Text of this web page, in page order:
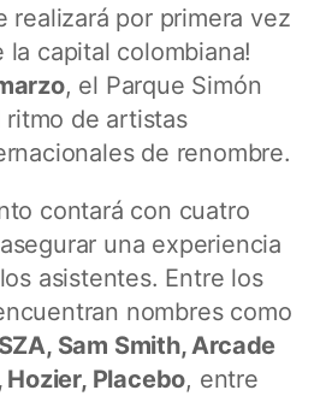
realizará por primera vez
la capital colombiana!
, el Parque Simón
ritmo de artistas
de renombre.
contará con cuatro
una experiencia
asistentes. Entre los
nombres como
Sam Smith, Arcade
Hozier, Placebo, entre